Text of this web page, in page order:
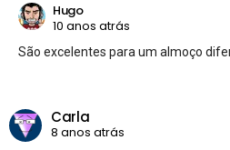
Hugo
10 anos atrás
São excelentes para um almoço
Carla
8 anos atrás